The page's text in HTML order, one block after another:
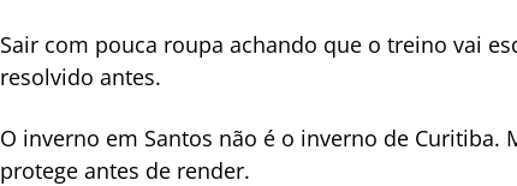
Sair com pouca roupa achando que o treino vai
resolvido antes.
O inverno em Santos não é o inverno de
protege antes de render.